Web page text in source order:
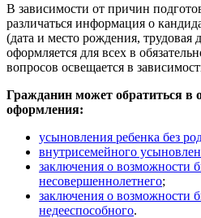
В зависимости от причин
различаться информация о
(дата и место рождения, трудовая
оформляется для всех в
вопросов освещается в
Гражданин может обратиться в
оформления:
усыновления ребенка без
внутрисемейного
заключения о возможности
несовершеннолетнего;
заключения о возможности
недееспособного.